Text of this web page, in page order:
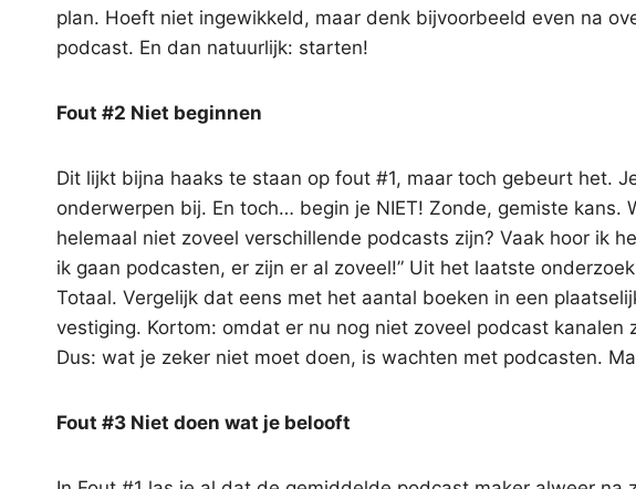
plan. Hoeft niet ingewikkeld, maar denk bijvoorbeeld even na
podcast. En dan natuurlijk: starten!
Fout #2 Niet beginnen
Dit lijkt bijna haaks te staan op fout #1, maar toch gebeurt het.
onderwerpen bij. En toch… begin je NIET! Zonde, gemiste
helemaal niet zoveel verschillende podcasts zijn? Vaak hoor ik
ik gaan podcasten, er zijn er al zoveel!” Uit het laatste
Totaal. Vergelijk dat eens met het aantal boeken in een
vestiging. Kortom: omdat er nu nog niet zoveel podcast
Dus: wat je zeker niet moet doen, is wachten met podcasten.
Fout #3 Niet doen wat je belooft